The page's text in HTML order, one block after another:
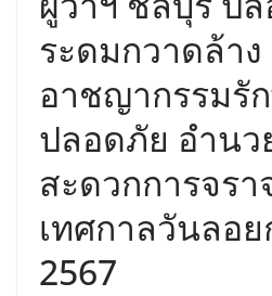
ระดมกวาดล้าง
อาชญากรรมรั
ปลอดภัย อำนว
สะดวกการจรา
เทศกาลวันลอย
2567